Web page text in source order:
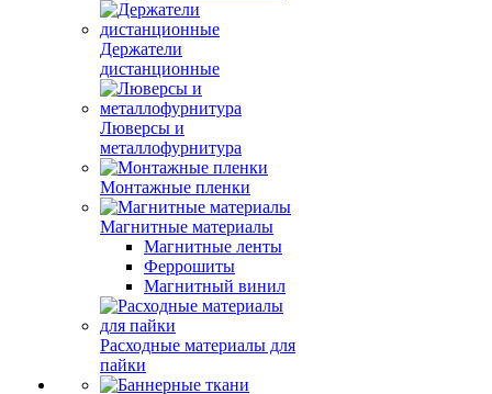
Держатели
дистанционные
Люверсы и
металлофурнитура
Монтажные пленки
Магнитные материалы
Магнитные ленты
Феррошиты
Магнитный винил
Расходные материалы для
пайки